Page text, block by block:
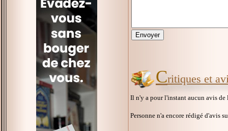
Critiques et
Il n'y a pour l'instant aucun avis
Personne n'a encore rédigé d'avis